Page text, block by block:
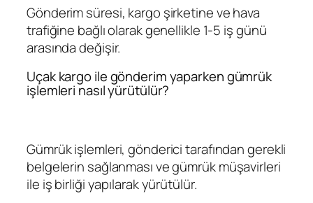
Gönderim süresi, kargo şirketine ve hava
trafiğine bağlı olarak genellikle 1-5 iş günü
arasında değişir.
Uçak kargo ile gönderim yaparken gümrük
işlemleri nasıl yürütülür?
Gümrük işlemleri, gönderici tarafından gerekli
belgelerin sağlanması ve gümrük müşavirleri
ile iş birliği yapılarak yürütülür.